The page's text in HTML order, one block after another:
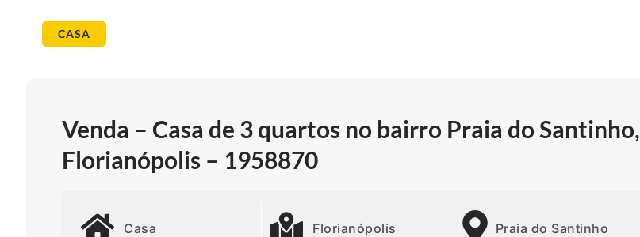
CASA
Venda – Casa de 3 quartos no bairro Praia do Santinho,
Florianópolis – 1958870
Casa Florianópolis Praia do Santinho